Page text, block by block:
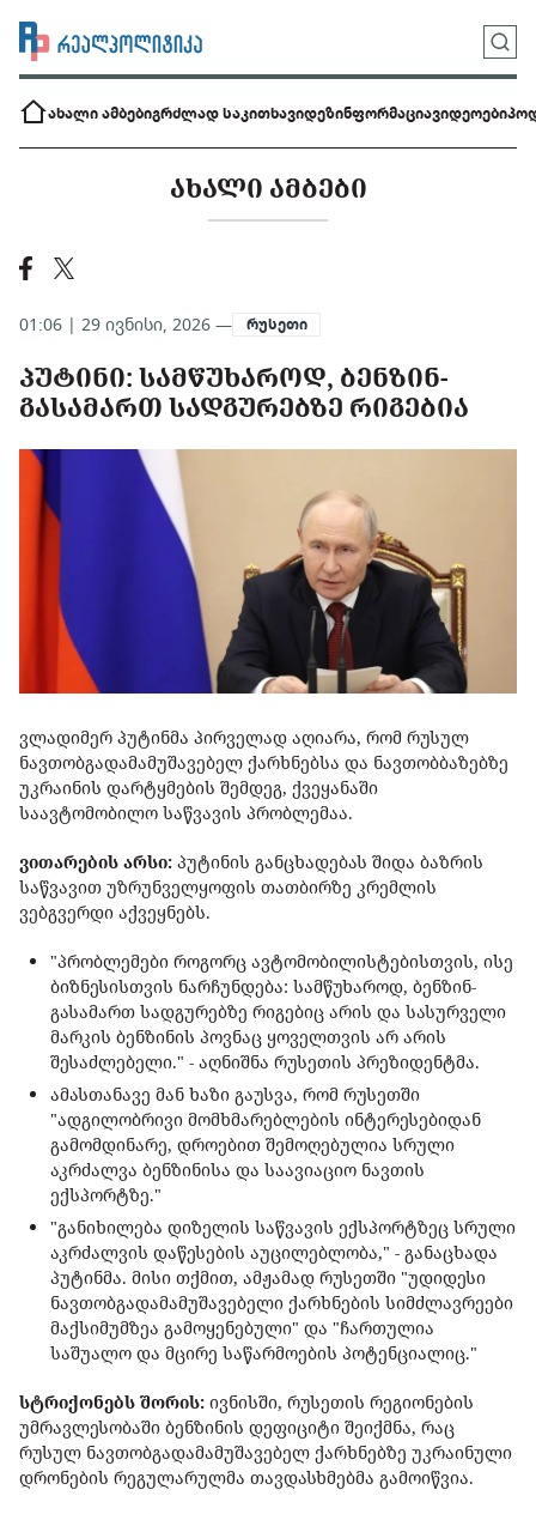
ახალი ამბებიგრძლად საკითხავიდეზინფორმაციავიდეოები
ᲐᲮᲐᲚᲘ ᲐᲛᲑᲔᲑᲘ
01:06 | 29 ივნისი, 2026 — რუსეთი
ᲞᲣᲢᲘᲜᲘ: ᲡᲐᲛᲬᲣᲮᲐᲠᲝᲓ, ᲑᲔᲜᲖᲘᲜ-
ᲒᲐᲡᲐᲛᲐᲠᲗ ᲡᲐᲓᲒᲣᲠᲔᲑᲖᲔ ᲠᲘᲒᲔᲑᲘᲐ
ვლადიმერ პუტინმა პირველად აღიარა, რომ რუსულ
ნავთობგადამამუშავებელ ქარხნებსა და ნავთობბაზებზე
უკრაინის დარტყმების შემდეგ, ქვეყანაში
საავტომობილო საწვავის პრობლემაა.
ვითარების არსი: პუტინის განცხადებას შიდა ბაზრის
საწვავით უზრუნველყოფის თათბირზე კრემლის
ვებგვერდი აქვეყნებს.
"პრობლემები როგორც ავტომობილისტებისთვის, ისე
ბიზნესისთვის ნარჩუნდება: სამწუხაროდ, ბენზინ-
გასამართ სადგურებზე რიგებიც არის და სასურველი
მარკის ბენზინის პოვნაც ყოველთვის არ არის
შესაძლებელი." - აღნიშნა რუსეთის პრეზიდენტმა.
ამასთანავე მან ხაზი გაუსვა, რომ რუსეთში
"ადგილობრივი მომხმარებლების ინტერესებიდან
გამომდინარე, დროებით შემოღებულია სრული
აკრძალვა ბენზინისა და საავიაციო ნავთის
ექსპორტზე."
"განიხილება დიზელის საწვავის ექსპორტზეც სრული
აკრძალვის დაწესების აუცილებლობა," - განაცხადა
პუტინმა. მისი თქმით, ამჟამად რუსეთში "უდიდესი
ნავთობგადამამუშავებელი ქარხნების სიმძლავრეები
მაქსიმუმზეა გამოყენებული" და "ჩართულია
საშუალო და მცირე საწარმოების პოტენციალიც."
სტრიქონებს შორის: ივნისში, რუსეთის რეგიონების
უმრავლესობაში ბენზინის დეფიციტი შეიქმნა, რაც
რუსულ ნავთობგადამამუშავებელ ქარხნებზე უკრაინული
დრონების რეგულარულმა თავდასხმებმა გამოიწვია.